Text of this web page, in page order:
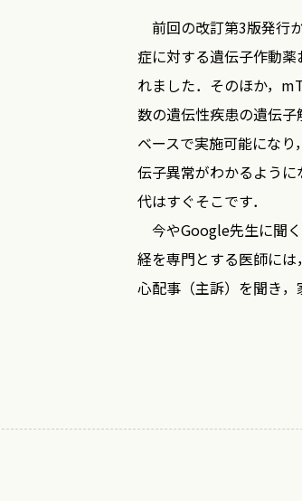
前回の改訂第3版発行
症に対する遺伝子作動
れました．そのほか，
数の遺伝性疾患の遺伝
ベースで実施可能にな
伝子異常がわかるよう
代はすぐそこです．
今やGoogle先生に聞
経を専門とする医師に
心配事（主訴）を聞き
ました．編者らは，そ
2020年から新型コロナ
は大きな進歩です．し
せんでした．読者の皆